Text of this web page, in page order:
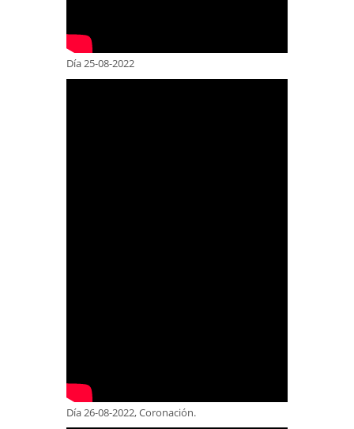
Día 25-08-2022
Día 26-08-2022, Coronación.